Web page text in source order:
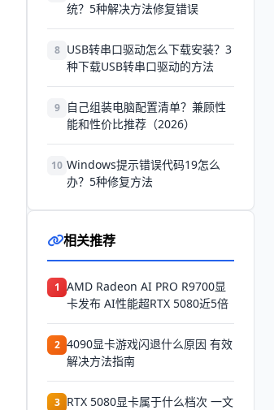
统？5种解决方法修复错误
8 USB转串口驱动怎么下载安装？3
种下载USB转串口驱动的方法
9
自己组装电脑配置清单？兼顾性
能和性价比推荐（2026）
10 Windows提示错误代码19怎么
办？5种修复方法
相关推荐
1 AMD Radeon AI PRO R9700显
卡发布 AI性能超RTX 5080近5倍
2 4090显卡游戏闪退什么原因 有效
解决方法指南
3 RTX 5080显卡属于什么档次 一文